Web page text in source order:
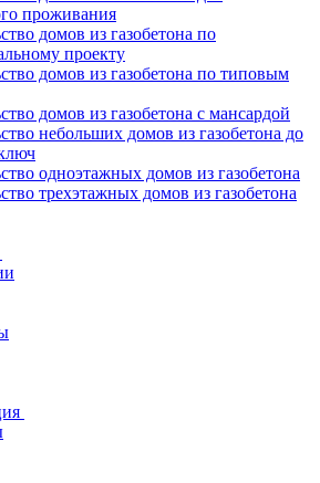
проживания
домов из газобетона по
проекту
домов из газобетона по типовым
домов из газобетона с мансардой
небольших домов из газобетона до
одноэтажных домов из газобетона
трехэтажных домов из газобетона